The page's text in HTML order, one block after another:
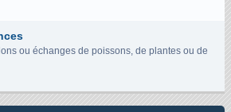
ou échanges de poissons, de plantes ou de